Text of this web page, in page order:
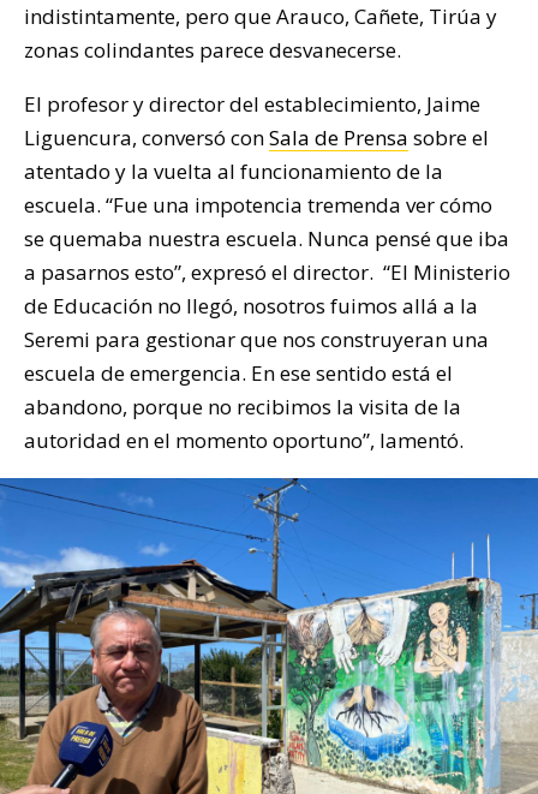
indistintamente, pero que Arauco, Cañete, Tirúa y
zonas colindantes parece desvanecerse.
El profesor y director del establecimiento, Jaime
Liguencura, conversó conSala de Prensa sobre el
atentado y la vuelta al funcionamiento de la
escuela. “Fue una impotencia tremenda ver cómo
se quemaba nuestra escuela. Nunca pensé que iba
a pasarnos esto”, expresó el director. “El Ministerio
de Educación no llegó, nosotros fuimos allá a la
Seremi para gestionar que nos construyeran una
escuela de emergencia. En ese sentido está el
abandono, porque no recibimos la visita de la
autoridad en el momento oportuno”, lamentó.